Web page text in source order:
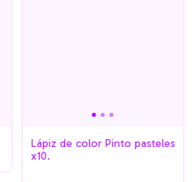
Lápiz de color Pinto pasteles
x10.